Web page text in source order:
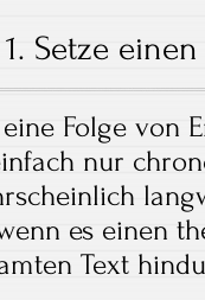
1. Setze einen
Folge von
nur
es einen
Text